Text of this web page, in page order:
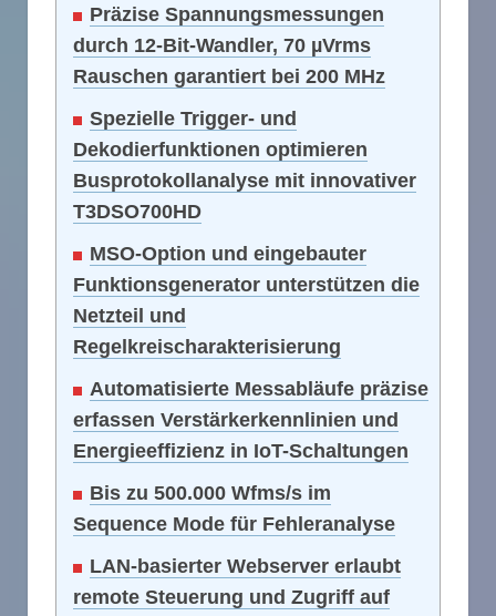
Präzise Spannungsmessungen
durch 12-Bit-Wandler, 70 µVrms
Rauschen garantiert bei 200 MHz
Spezielle Trigger- und
Dekodierfunktionen optimieren
Busprotokollanalyse mit innovativer
T3DSO700HD
MSO-Option und eingebauter
Funktionsgenerator unterstützen die
Netzteil und
Regelkreischarakterisierung
Automatisierte Messabläufe präzise
erfassen Verstärkerkennlinien und
Energieeffizienz in IoT-Schaltungen
Bis zu 500.000 Wfms/s im
Sequence Mode für Fehleranalyse
LAN-basierter Webserver erlaubt
remote Steuerung und Zugriff auf